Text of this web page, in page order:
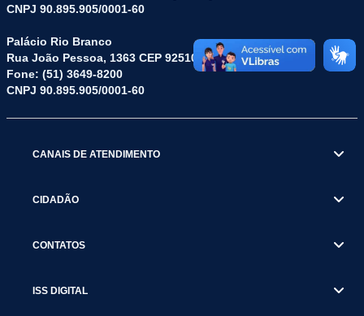
CNPJ 90.895.905/0001-60
Palácio Rio Branco
Rua João Pessoa, 1363 CEP 92510-045
Fone: (51) 3649-8200
CNPJ 90.895.905/0001-60
CANAIS DE ATENDIMENTO
CIDADÃO
CONTATOS
ISS DIGITAL